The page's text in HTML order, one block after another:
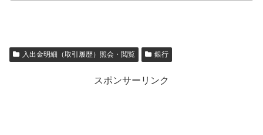
入出金明細（取引履歴）照会・閲覧 銀行
スポンサーリンク